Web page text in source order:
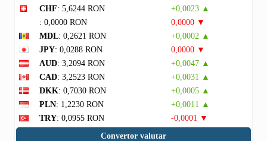
CHF: 5,6244 RON
+0,0023 ▲
: 0,0000 RON
0,0000 ▼
MDL: 0,2621 RON
+0,0002 ▲
JPY: 0,0288 RON
0,0000 ▼
AUD: 3,2094 RON
+0,0047 ▲
CAD: 3,2523 RON
+0,0031 ▲
DKK: 0,7030 RON
+0,0005 ▲
PLN: 1,2230 RON
+0,0011 ▲
TRY: 0,0955 RON
-0,0001 ▼
Convertor valutar